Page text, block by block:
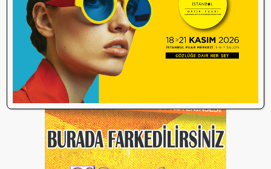
Henüz bu içeriğe yorum yapılmamış.
İlk yorum yapan olmak ister misiniz?